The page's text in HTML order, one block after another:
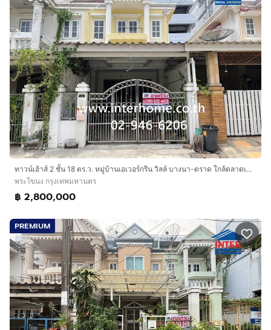
ทาวน์เฮ้าส์ 2 ชั้น 18 ตร.ว. หมู่บ้านเอเวอร์กรีน วิลล์ บางนา-ตราด ใกล้ตลาดเซฟวันโก บางนา ซอยบางนา-ตราด46 ถนนทางคู่ขนานบางนา-ตราด เขตพระโขนง
พระโขนง กรุงเทพมหานคร
฿ 2,800,000
PREMIUM